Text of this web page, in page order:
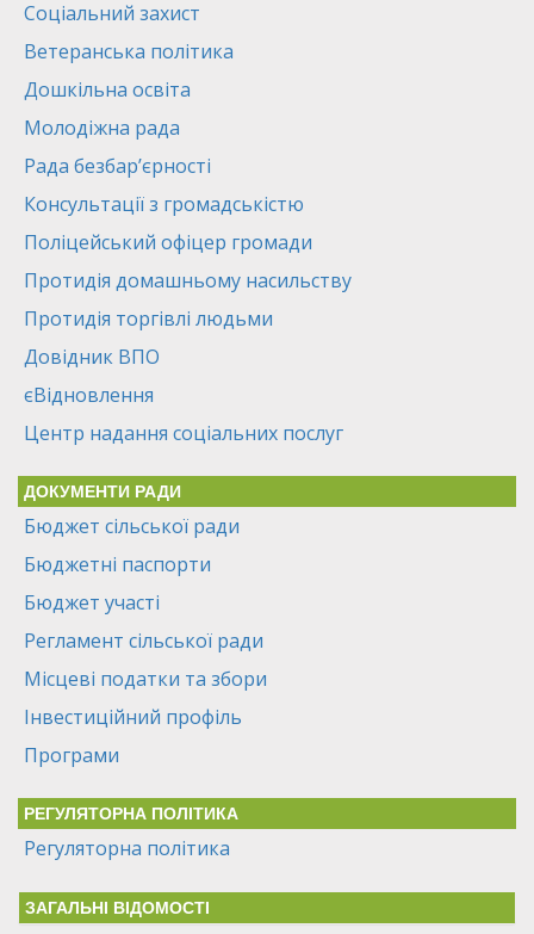
Соціальний захист
Ветеранська політика
Дошкільна освіта
Молодіжна рада
Рада безбар’єрності
Консультації з громадськістю
Поліцейський офіцер громади
Протидія домашньому насильству
Протидія торгівлі людьми
Довідник ВПО
єВідновлення
Центр надання соціальних послуг
ДОКУМЕНТИ РАДИ
Бюджет сільської ради
Бюджетні паспорти
Бюджет участі
Регламент сільської ради
Місцеві податки та збори
Інвестиційний профіль
Програми
РЕГУЛЯТОРНА ПОЛІТИКА
Регуляторна політика
ЗАГАЛЬНІ ВІДОМОСТІ